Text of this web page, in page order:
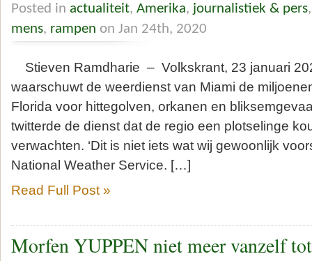
Posted in actualiteit, Amerika, journalistiek & pers
mens, rampen on Jan 24th, 2020
Stieven Ramdharie – Volkskrant, 23 januari
waarschuwt de weerdienst van Miami de
Florida voor hittegolven, orkanen en
twitterde de dienst dat de regio een plotselinge
verwachten. ‘Dit is niet iets wat wij gewoonlijk
National Weather Service. […]
Read Full Post »
Morfen YUPPEN niet meer vanzelf